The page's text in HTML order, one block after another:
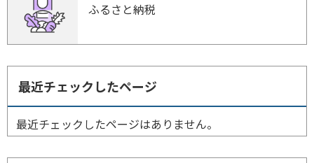
ふるさと納税
最近チェックしたページ
最近チェックしたページはありません。